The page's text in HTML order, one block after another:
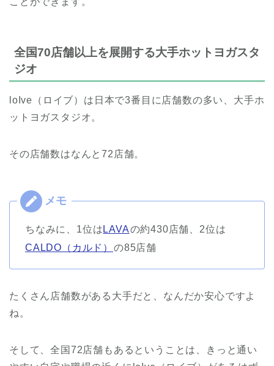
全国70店舗以上を展開する大手ホットヨガスタ
ジオ
loIve（ロイブ）は日本で3番目に店舗数の多い、大手ホ
ットヨガスタジオ。
その店舗数はなんと72店舗。
ちなみに、1位は LAVAの約430店舗、2位は
CALDO（カルド） の85店舗
たくさん店舗数がある大手だと、なんだか安心ですよ
ね。
そして、全国72店舗もあるということは、きっと通い